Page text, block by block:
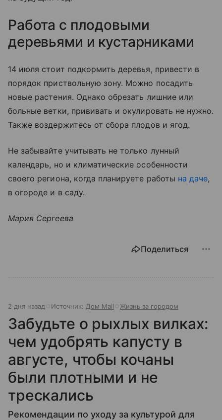
Работа с плодовыми
деревьями и кустарниками
14 июля стоит подкормить деревья, привести в
порядок приствольную зону. Можно посадить
новые растения. Однако обрезать лишние или
больные ветки, прививать и окулировать не нужно.
Также воздержитесь от сбора плодов и ягод.
Не забывайте учитывать не только лунный
календарь, но и климатические особенности
своего региона, когда планируете работы на даче,
в огороде и в саду.
Мария Сергеева
Поделиться
2 дня назад Источник: Дом Mail Жизнь за городом
Забудьте о рыхлых вилках:
чем удобрять капусту в
августе, чтобы кочаны
были плотными и не
трескались
Рекомендации по уходу за культурой для